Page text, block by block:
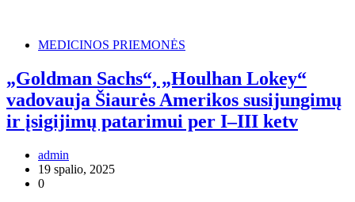
MEDICINOS PRIEMONĖS
„Goldman Sachs“, „Houlhan Lokey“
vadovauja Šiaurės Amerikos susijungimų
ir įsigijimų patarimui per I–III ketv
admin
19 spalio, 2025
0